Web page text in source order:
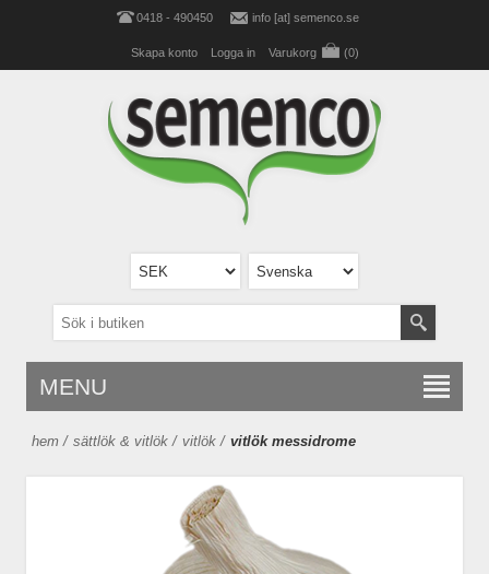
0418 - 490450 info [at] semenco.se
Skapa konto Logga in Varukorg (0)
MENU
hem / sättlök & vitlök / vitlök / vitlök messidrome